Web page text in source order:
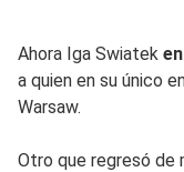
Ahora Iga Swiatek
a quien en su único
Warsaw.
Otro que regresó de